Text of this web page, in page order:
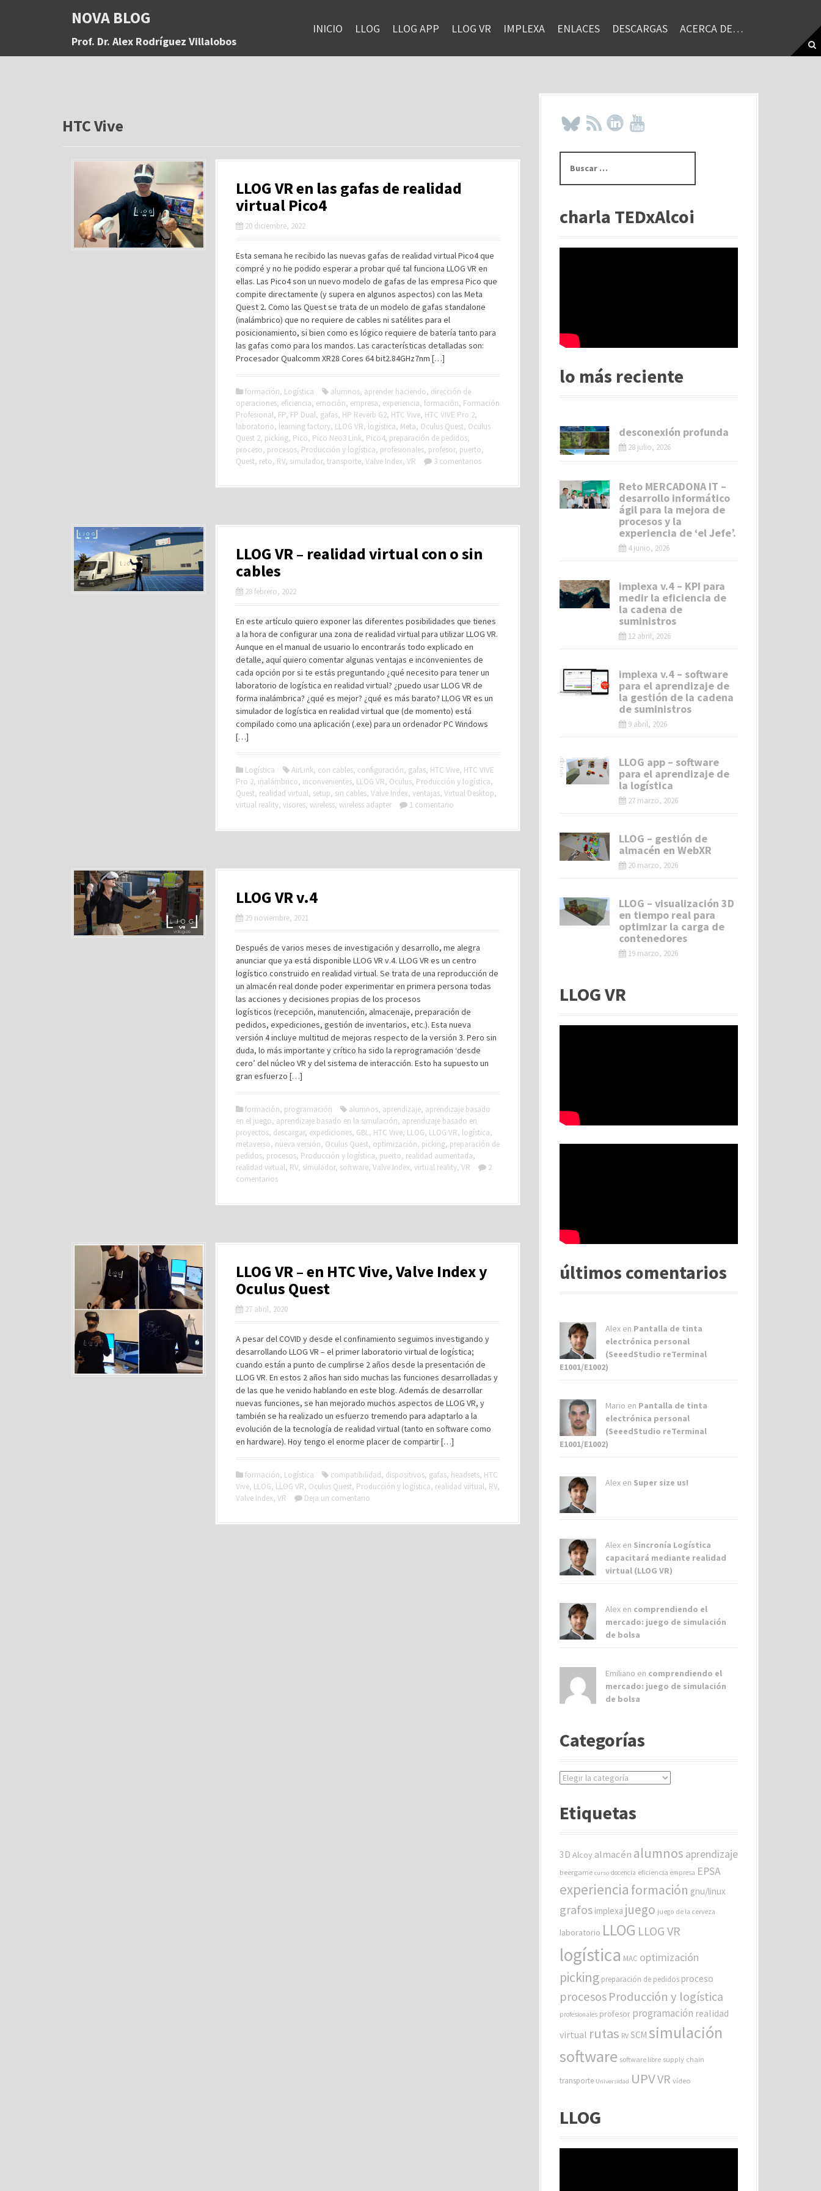
a
NOVA BLOG
Prof. Dr. Alex Rodríguez Villalobos
INICIO LLOG LLOG APP LLOG VR IMPLEXA ENLACES DESCARGAS ACERCA DE…
HTC Vive
LLOG VR en las gafas de realidad
virtual Pico4
20 diciembre, 2022
Esta semana he recibido las nuevas gafas de realidad virtual Pico4 que
compré y no he podido esperar a probar qué tal funciona LLOG VR en
ellas. Las Pico4 son un nuevo modelo de gafas de las empresa Pico que
compite directamente (y supera en algunos aspectos) con las Meta
Quest 2. Como las Quest se trata de un modelo de gafas standalone
(inalámbrico) que no requiere de cables ni satélites para el
posicionamiento, si bien como es lógico requiere de batería tanto para
las gafas como para los mandos. Las características detalladas son:
Procesador Qualcomm XR28 Cores 64 bit2.84GHz7nm […]
formación, Logística alumnos, aprender haciendo, dirección de
operaciones, eficiencia, emoción, empresa, experiencia, formación, Formación
Profesional, FP, FP Dual, gafas, HP Reverb G2, HTC Vive, HTC VIVE Pro 2,
laboratorio, learning factory, LLOG VR, logística, Meta, Oculus Quest, Oculus
Quest 2, picking, Pico, Pico Neo3 Link, Pico4, preparación de pedidos,
proceso, procesos, Producción y logística, profesionales, profesor, puerto,
Quest, reto, RV, simulador, transporte, Valve Index, VR 3 comentarios
LLOG VR – realidad virtual con o sin
cables
28 febrero, 2022
En este artículo quiero exponer las diferentes posibilidades que tienes
a la hora de configurar una zona de realidad virtual para utilizar LLOG VR.
Aunque en el manual de usuario lo encontrarás todo explicado en
detalle, aquí quiero comentar algunas ventajas e inconvenientes de
cada opción por si te estás preguntando ¿qué necesito para tener un
laboratorio de logística en realidad virtual? ¿puedo usar LLOG VR de
forma inalámbrica? ¿qué es mejor? ¿qué es más barato? LLOG VR es un
simulador de logística en realidad virtual que (de momento) está
compilado como una aplicación (.exe) para un ordenador PC Windows
[…]
Logística AirLink, con cables, configuración, gafas, HTC Vive, HTC VIVE
Pro 2, inalámbrico, inconvenientes, LLOG VR, Oculus, Producción y logística,
Quest, realidad virtual, setup, sin cables, Valve Index, ventajas, Virtual Desktop,
virtual reality, visores, wireless, wireless adapter 1 comentario
LLOG VR v.4
29 noviembre, 2021
Después de varios meses de investigación y desarrollo, me alegra
anunciar que ya está disponible LLOG VR v.4. LLOG VR es un centro
logístico construido en realidad virtual. Se trata de una reproducción de
un almacén real donde poder experimentar en primera persona todas
las acciones y decisiones propias de los procesos
logísticos (recepción, manutención, almacenaje, preparación de
pedidos, expediciones, gestión de inventarios, etc.). Esta nueva
versión 4 incluye multitud de mejoras respecto de la versión 3. Pero sin
duda, lo más importante y crítico ha sido la reprogramación ‘desde
cero’ del núcleo VR y del sistema de interacción. Esto ha supuesto un
gran esfuerzo […]
formación, programación alumnos, aprendizaje, aprendizaje basado
en el juego, aprendizaje basado en la simulación, aprendizaje basado en
proyectos, descargar, expediciones, GBL, HTC Vive, LLOG, LLOG VR, logística,
metaverso, nueva versión, Oculus Quest, optimización, picking, preparación de
pedidos, procesos, Producción y logística, puerto, realidad aumentada,
realidad virtual, RV, simulador, software, Valve Index, virtual reality, VR
2
comentarios
LLOG VR – en HTC Vive, Valve Index y
Oculus Quest
27 abril, 2020
A pesar del COVID y desde el confinamiento seguimos investigando y
desarrollando LLOG VR – el primer laboratorio virtual de logística;
cuando están a punto de cumplirse 2 años desde la presentación de
LLOG VR. En estos 2 años han sido muchas las funciones desarrolladas y
de las que he venido hablando en este blog. Además de desarrollar
nuevas funciones, se han mejorado muchos aspectos de LLOG VR, y
también se ha realizado un esfuerzo tremendo para adaptarlo a la
evolución de la tecnología de realidad virtual (tanto en software como
en hardware). Hoy tengo el enorme placer de compartir […]
formación, Logística compatibilidad, dispositivos, gafas, headsets, HTC
Vive, LLOG, LLOG VR, Oculus Quest, Producción y logística, realidad virtual, RV,
Valve Index, VR Deja un comentario
s
rcharla TEDxAlcoi
lo más reciente
desconexión profunda
28 julio, 2026
Reto MERCADONA IT –
desarrollo informático
ágil para la mejora de
procesos y la
experiencia de ‘el Jefe’.
4 junio, 2026
implexa v.4 – KPI para
medir la eficiencia de
la cadena de
suministros
12 abril, 2026
implexa v.4 – software
para el aprendizaje de
la gestión de la cadena
de suministros
9 abril, 2026
LLOG app – software
para el aprendizaje de
la logística
27 marzo, 2026
LLOG – gestión de
almacén en WebXR
20 marzo, 2026
LLOG – visualización 3D
en tiempo real para
optimizar la carga de
contenedores
19 marzo, 2026
LLOG VR
últimos comentarios
Alex en Pantalla de tinta
electrónica personal
(SeeedStudio reTerminal
E1001/E1002)
Mario en Pantalla de tinta
electrónica personal
(SeeedStudio reTerminal
E1001/E1002)
Alex en Super size us!
Alex en Sincronía Logística
capacitará mediante realidad
virtual (LLOG VR)
Alex en comprendiendo el
mercado: juego de simulación
de bolsa
Emiliano en comprendiendo el
mercado: juego de simulación
de bolsa
Categorías
C
e
r
s
Etiquetas
3D Alcoy almacén alumnos aprendizaje
beergame curso docencia eficiencia empresa EPSA
experiencia formación gnu/linux
grafos implexa juego juego de la cerveza
laboratorio LLOG LLOG VR
logística MAC optimización
picking preparación de pedidos proceso
procesosProducción y logística
profesionales profesor programación realidad
virtual rutas RV SCM simulación
software software libre supply chain
transporte Universidad UPVVR vídeo
LLOG